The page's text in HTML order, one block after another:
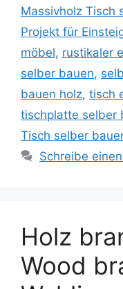
Massivholz Tisch
Projekt für
möbel, rustikaler
selber bauen,
bauen holz, tisch
tischplatte selber
Tisch selber
Schreibe
Holz
Wood